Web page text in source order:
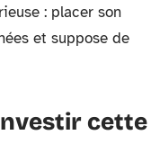
: placer son
et suppose de
cette